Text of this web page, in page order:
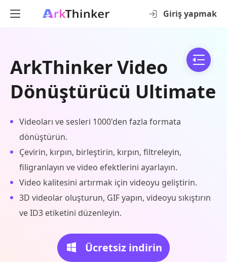
Giriş yapmak
ArkThinker Video
Dönüştürücü Ultimate
Videoları ve sesleri 1000'den fazla formata
dönüştürün.
Çevirin, kırpın, birleştirin, kırpın, filtreleyin,
filigranlayın ve video efektlerini ayarlayın.
Video kalitesini artırmak için videoyu geliştirin.
3D videolar oluşturun, GIF yapın, videoyu sıkıştırın
ve ID3 etiketini düzenleyin.
Ücretsiz indirin